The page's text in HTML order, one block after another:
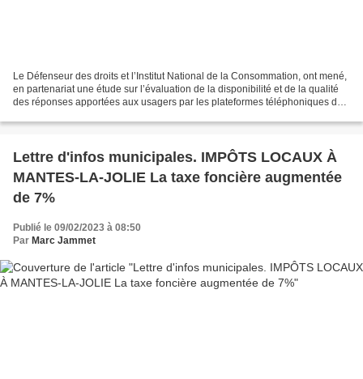
Le Défenseur des droits et l’Institut National de la Consommation, ont mené,
en partenariat une étude sur l’évaluation de la disponibilité et de la qualité
des réponses apportées aux usagers par les plateformes téléphoniques de
Lettre d'infos municipales. IMPÔTS LOCAUX À
MANTES-LA-JOLIE La taxe foncière augmentée
de 7%
Publié le 09/02/2023 à 08:50
Par Marc Jammet